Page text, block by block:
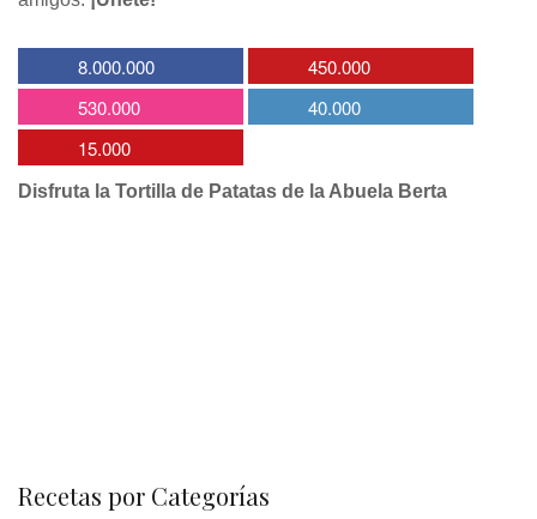
8.000.000
450.000
530.000
40.000
15.000
Disfruta la Tortilla de Patatas de la Abuela Berta
Recetas por Categorías